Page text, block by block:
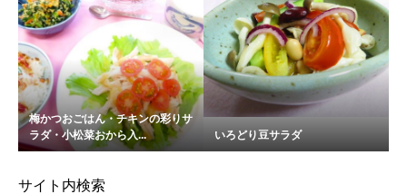
梅かつおごはん・チキンの彩りサ
ラダ・小松菜おから入...
いろどり豆サラダ
サイト内検索